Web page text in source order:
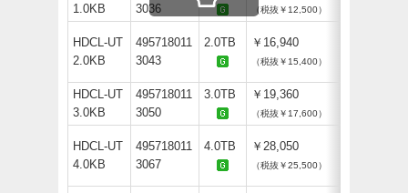
1.0KB
3036
（税抜￥12,500）
HDCL-UT
2.0KB
495718011
3043
2.0TB ￥16,940
（税抜￥15,400）
HDCL-UT
3.0KB
495718011
3050
3.0TB ￥19,360
（税抜￥17,600）
HDCL-UT
4.0KB
495718011
3067
4.0TB ￥28,050
（税抜￥25,500）